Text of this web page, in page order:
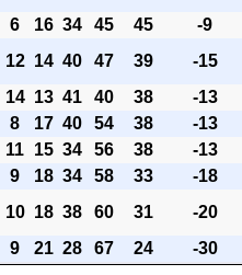
6 16 34 45 45
-9
12 14 40 47 39
-15
14 13 41 40 38
-13
8 17 40 54 38
-13
11 15 34 56 38
-13
9 18 34 58 33
-18
10 18 38 60 31
-20
9 21 28 67 24 -30